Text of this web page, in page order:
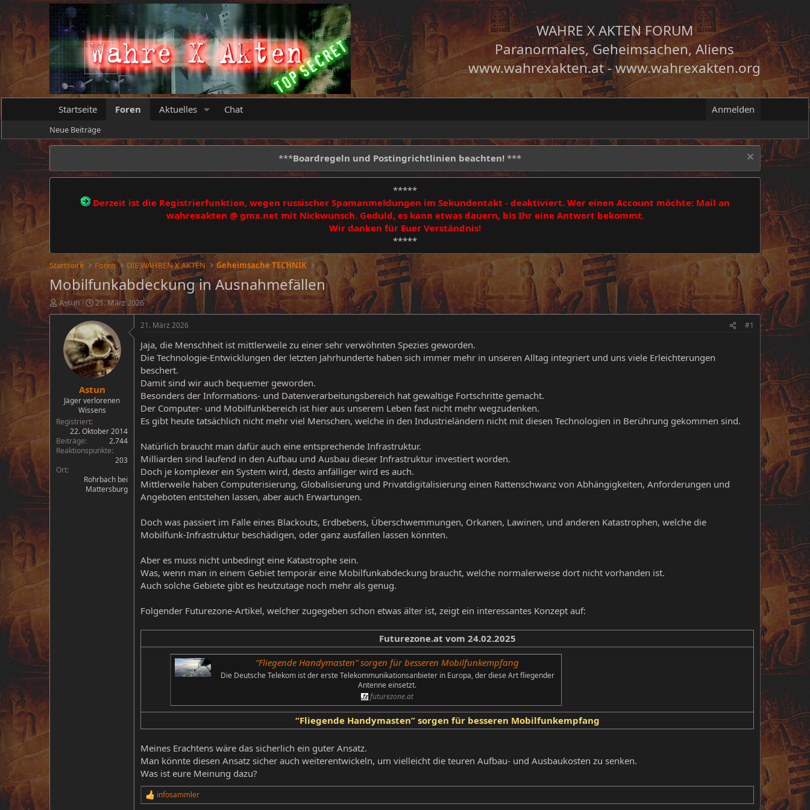
WAHRE X AKTEN FORUM
Paranormales, Geheimsachen, Aliens
www.wahrexakten.at-www.wahrexakten.org
Startseite Foren Aktuelles Chat Anmelden
Neue Beiträge
***Boardregeln und Postingrichtlinien beachten! ***
*****
Derzeit ist die Registrierfunktion, wegen russischer Spamanmeldungen im Sekundentakt - deaktiviert. Wer einen Account möchte: Mail an
wahrexakten @ gmx.net mit Nickwunsch. Geduld, es kann etwas dauern, bis Ihr eine Antwort bekommt.
Wir danken für Euer Verständnis!
*****
Startseite Foren DIE WAHREN X AKTEN Geheimsache TECHNIK
Mobilfunkabdeckung in Ausnahmefällen
E
r
Astun
E
r
s
t
e
l
l
t
a
m
21. März 2026
Astun
Jäger verlorenen
Wissens
Registriert
22. Oktober 2014
Beiträge
2.744
Reaktionspunkte
203
Ort
Rohrbach bei
Mattersburg
21. März 2026 #1
Jaja, die Menschheit ist mittlerweile zu einer sehr verwöhnten Spezies geworden.
Die Technologie-Entwicklungen der letzten Jahrhunderte haben sich immer mehr in unseren Alltag integriert und uns viele Erleichterungen
beschert.
Damit sind wir auch bequemer geworden.
Besonders der Informations- und Datenverarbeitungsbereich hat gewaltige Fortschritte gemacht.
Der Computer- und Mobilfunkbereich ist hier aus unserem Leben fast nicht mehr wegzudenken.
Es gibt heute tatsächlich nicht mehr viel Menschen, welche in den Industrieländern nicht mit diesen Technologien in Berührung gekommen sind.
Natürlich braucht man dafür auch eine entsprechende Infrastruktur.
Milliarden sind laufend in den Aufbau und Ausbau dieser Infrastruktur investiert worden.
Doch je komplexer ein System wird, desto anfälliger wird es auch.
Mittlerweile haben Computerisierung, Globalisierung und Privatdigitalisierung einen Rattenschwanz von Abhängigkeiten, Anforderungen und
Angeboten entstehen lassen, aber auch Erwartungen.
Doch was passiert im Falle eines Blackouts, Erdbebens, Überschwemmungen, Orkanen, Lawinen, und anderen Katastrophen, welche die
Mobilfunk-Infrastruktur beschädigen, oder ganz ausfallen lassen könnten.
Aber es muss nicht unbedingt eine Katastrophe sein.
Was, wenn man in einem Gebiet temporär eine Mobilfunkabdeckung braucht, welche normalerweise dort nicht vorhanden ist.
Auch solche Gebiete gibt es heutzutage noch mehr als genug.
Folgender Futurezone-Artikel, welcher zugegeben schon etwas älter ist, zeigt ein interessantes Konzept auf:
Futurezone.at vom 24.02.2025
“Fliegende Handymasten” sorgen für besseren Mobilfunkempfang
Die Deutsche Telekom ist der erste Telekommunikationsanbieter in Europa, der diese Art fliegender
Antenne einsetzt.
futurezone.at
“Fliegende Handymasten” sorgen für besseren Mobilfunkempfang
Meines Erachtens wäre das sicherlich ein guter Ansatz.
Man könnte diesen Ansatz sicher auch weiterentwickeln, um vielleicht die teuren Aufbau- und Ausbaukosten zu senken.
Was ist eure Meinung dazu?
R
infosammler